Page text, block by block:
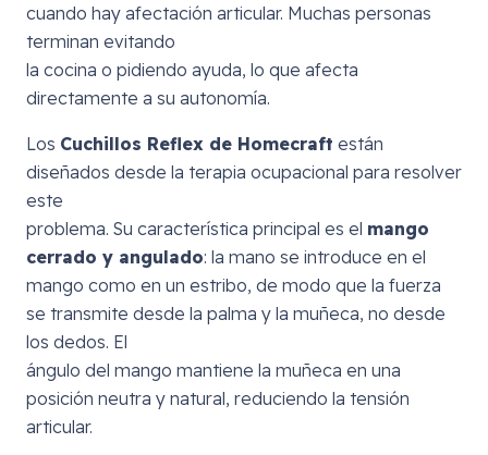
cuando hay afectación articular. Muchas personas
terminan evitando
la cocina o pidiendo ayuda, lo que afecta
directamente a su autonomía.
Los Cuchillos Reflex de Homecraft están
diseñados desde la terapia ocupacional para resolver
este
problema. Su característica principal es el mango
cerrado y angulado: la mano se introduce en el
mango como en un estribo, de modo que la fuerza
se transmite desde la palma y la muñeca, no desde
los dedos. El
ángulo del mango mantiene la muñeca en una
posición neutra y natural, reduciendo la tensión
articular.